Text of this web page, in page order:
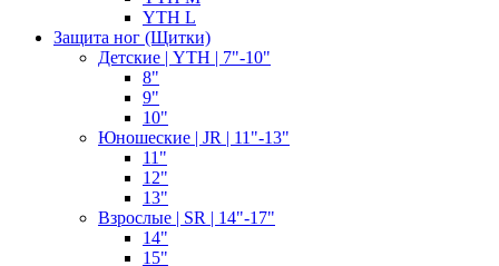
YTH L
Защита ног (Щитки)
Детские | YTH | 7"-10"
8"
9"
10"
Юношеские | JR | 11"-13"
11"
12"
13"
Взрослые | SR | 14"-17"
14"
15"